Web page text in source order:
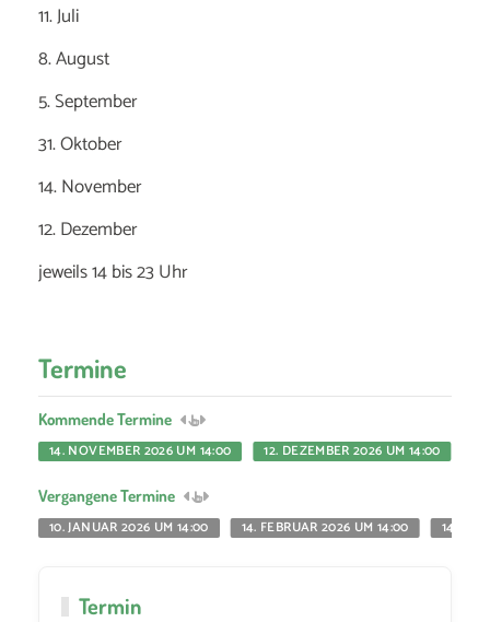
11. Juli
8. August
5. September
31. Oktober
14. November
12. Dezember
jeweils 14 bis 23 Uhr
Termine
Kommende Termine
14. NOVEMBER 2026 UM 14:00
12. DEZEMBER 2026 UM 14:00
Vergangene Termine
10. JANUAR 2026 UM 14:00
14. FEBRUAR 2026 UM 14:00 14.
Termin